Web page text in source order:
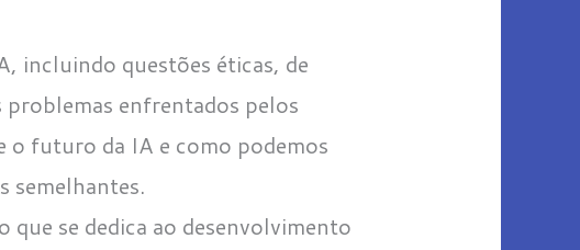
incluindo questões éticas, de
problemas enfrentados pelos
o futuro da IA e como podemos
semelhantes.
se dedica ao desenvolvimento